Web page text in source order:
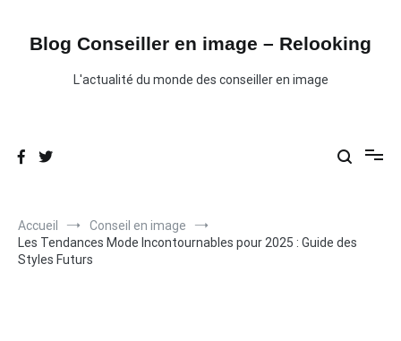
contenuBlog Conseiller en image – Relooking
L'actualité du monde des conseiller en image
Accueil
Conseil en image
Les Tendances Mode Incontournables pour 2025 : Guide des
Styles Futurs